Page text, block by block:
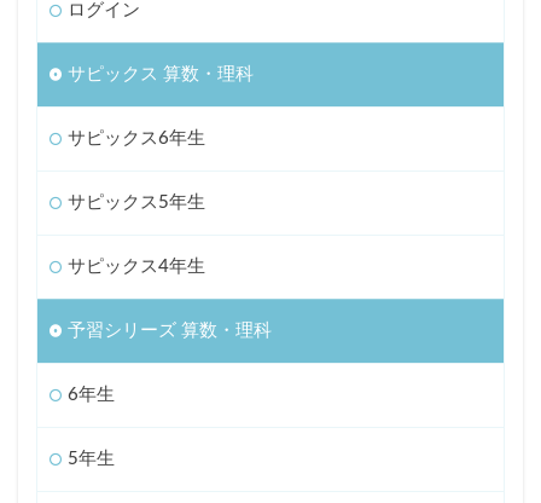
ログイン
サピックス 算数・理科
サピックス6年生
サピックス5年生
サピックス4年生
予習シリーズ 算数・理科
6年生
5年生